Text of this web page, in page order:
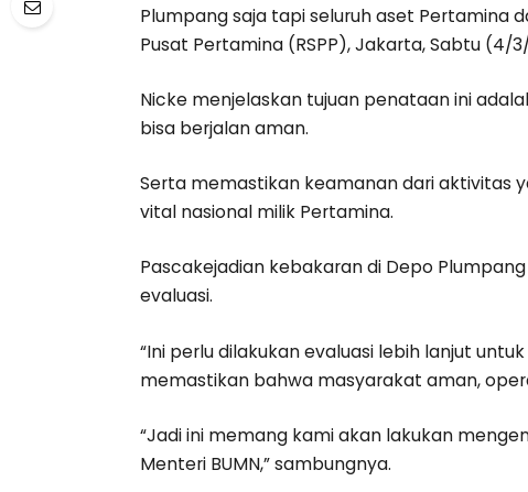
Plumpang saja tapi seluruh aset Pertamina
Pusat Pertamina (RSPP), Jakarta, Sabtu (4/
Nicke menjelaskan tujuan penataan ini
bisa berjalan aman.
Serta memastikan keamanan dari aktivitas
vital nasional milik Pertamina.
Pascakejadian kebakaran di Depo
evaluasi.
“Ini perlu dilakukan evaluasi lebih lanjut
memastikan bahwa masyarakat aman,
“Jadi ini memang kami akan lakukan
Menteri BUMN,” sambungnya.